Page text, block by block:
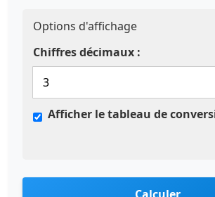
Options d'affichage
Chiffres décimaux :
Afficher le tableau de